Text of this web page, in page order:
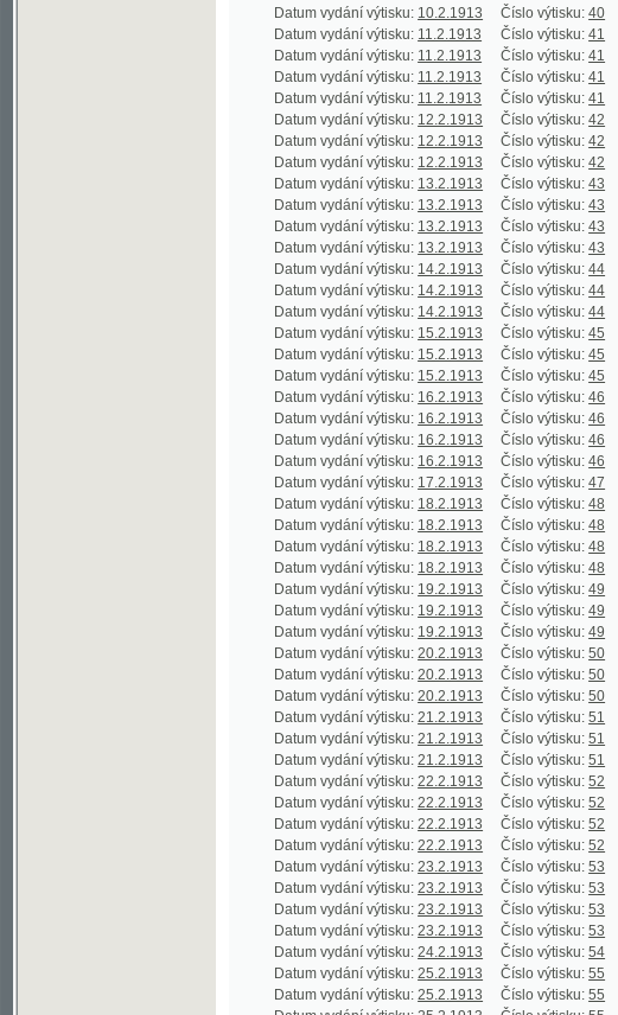
Datum vydání výtisku:15.2.1913 Číslo výtisku: 45
Datum vydání výtisku:15.2.1913 Číslo výtisku: 45
Datum vydání výtisku:15.2.1913 Číslo výtisku: 45 - příloha
Datum vydání výtisku: 16.2.1913 Číslo výtisku: 46
Datum vydání výtisku: 16.2.1913 Číslo výtisku: 46 - příloha
Datum vydání výtisku:16.2.1913 Číslo výtisku: 46 - příloha
Datum vydání výtisku:16.2.1913 Číslo výtisku: 46 - příloha
Datum vydání výtisku:17.2.1913 Číslo výtisku: 47
Datum vydání výtisku:18.2.1913 Číslo výtisku: 48
Datum vydání výtisku:18.2.1913 Číslo výtisku: 48 - příloha
Datum vydání výtisku:18.2.1913 Číslo výtisku: 48
Datum vydání výtisku:18.2.1913 Číslo výtisku: 48 - příloha
Datum vydání výtisku:19.2.1913 Číslo výtisku: 49
Datum vydání výtisku:19.2.1913 Číslo výtisku: 49
Datum vydání výtisku: 19.2.1913 Číslo výtisku: 49 - příloha
Datum vydání výtisku: 20.2.1913 Číslo výtisku: 50
Datum vydání výtisku:20.2.1913 Číslo výtisku: 50
Datum vydání výtisku:20.2.1913 Číslo výtisku: 50 - příloha
Datum vydání výtisku:21.2.1913 Číslo výtisku: 51
Datum vydání výtisku:21.2.1913 Číslo výtisku: 51
Datum vydání výtisku:21.2.1913 Číslo výtisku: 51 - příloha
Datum vydání výtisku:22.2.1913 Číslo výtisku: 52
Datum vydání výtisku:22.2.1913 Číslo výtisku: 52 - příloha
Datum vydání výtisku:22.2.1913 Číslo výtisku: 52
Datum vydání výtisku:22.2.1913 Číslo výtisku: 52 - příloha
Datum vydání výtisku: 23.2.1913 Číslo výtisku: 53
Datum vydání výtisku: 23.2.1913 Číslo výtisku: 53 - příloha
Datum vydání výtisku:23.2.1913 Číslo výtisku: 53 - příloha
Datum vydání výtisku:23.2.1913 Číslo výtisku: 53 - příloha
Datum vydání výtisku:24.2.1913 Číslo výtisku: 54
Datum vydání výtisku:25.2.1913 Číslo výtisku: 55
Datum vydání výtisku:25.2.1913 Číslo výtisku: 55 - příloha
Datum vydání výtisku:25.2.1913 Číslo výtisku: 55
Datum vydání výtisku:25.2.1913 Číslo výtisku: 55 - příloha
Datum vydání výtisku:26.2.1913 Číslo výtisku: 56
Datum vydání výtisku:26.2.1913 Číslo výtisku: 56
Datum vydání výtisku: 26.2.1913 Číslo výtisku: 56 - příloha
Datum vydání výtisku: 27.2.1913 Číslo výtisku: 57
Datum vydání výtisku:27.2.1913 Číslo výtisku: 57
Datum vydání výtisku:27.2.1913 Číslo výtisku: 57 - příloha
Datum vydání výtisku:28.2.1913 Číslo výtisku: 58
Datum vydání výtisku:28.2.1913 Číslo výtisku: 58
Datum vydání výtisku:28.2.1913 Číslo výtisku: 58 - příloha
Datum vydání výtisku:1.3.1913 Číslo výtisku: 59
Datum vydání výtisku:1.3.1913 Číslo výtisku: 59
Datum vydání výtisku:1.3.1913 Číslo výtisku: 59 - příloha
Datum vydání výtisku:2.3.1913 Číslo výtisku: 60
Datum vydání výtisku: 2.3.1913 Číslo výtisku: 60 - příloha
Datum vydání výtisku: 2.3.1913 Číslo výtisku: 60 - příloha
Datum vydání výtisku:2.3.1913 Číslo výtisku: 60 - příloha
Datum vydání výtisku:3.3.1913 Číslo výtisku: 61
Datum vydání výtisku:4.3.1913 Číslo výtisku: 62